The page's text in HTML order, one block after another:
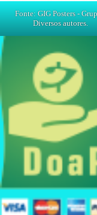
Fonte: GIG Posters -
Diversos autores.